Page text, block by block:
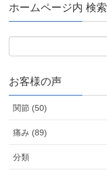
ホームページ内 検索
お客様の声
関節 (50)
痛み (89)
分類